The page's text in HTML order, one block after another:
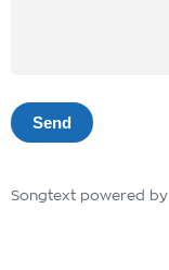
Songtext powered by